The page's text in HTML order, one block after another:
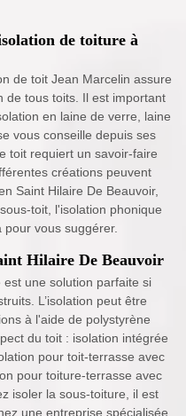
de toiture à
de toit Jean Marcelin assure
de tous toits. Il est important
en laine de verre, laine
vous conseille depuis ses
toit requiert un savoir-faire
créations peuvent
Saint Hilaire De Beauvoir,
toit, l'isolation phonique
vous suggérer.
Hilaire De Beauvoir
une solution parfaite si
L’isolation peut être
à l'aide de polystyrène
du toit : isolation intégrée
pour toit-terrasse avec
pour toiture-terrasse avec
isoler la sous-toiture, il est
une entreprise spécialisée